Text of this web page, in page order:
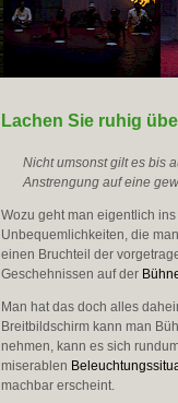
Lachen Sie ruhig
Nicht umsonst gilt es bis
Anstrengung auf eine
Wozu geht man eigentlich
Unbequemlichkeiten, die
einen Bruchteil der
Geschehnissen auf der
Man hat das doch alles
Breitbildschirm kann man
nehmen, kann es sich
miserablen
machbar erscheint.